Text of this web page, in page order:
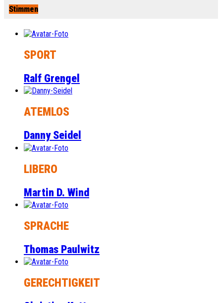
Stimmen
SPORT
Ralf Grengel
ATEMLOS
Danny Seidel
LIBERO
Martin D. Wind
SPRACHE
Thomas Paulwitz
GERECHTIGKEIT